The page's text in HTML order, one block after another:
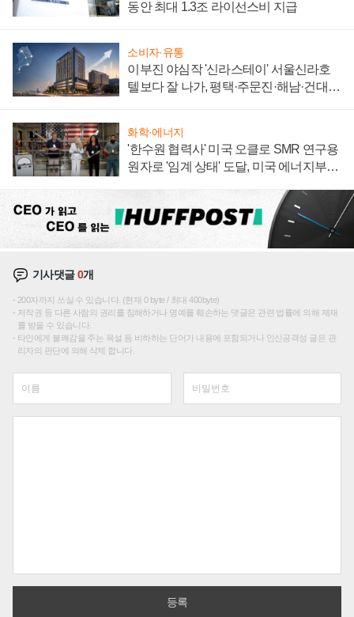
동안 최대 1.3조 라이선스비 지급
소비자·유통
이부진 야심작 '신라스테이' 서울신라호
텔보다 잘 나가, 평택·주문진·해남·건대로
화학·에너지
'한수원 협력사' 미국 오클로 SMR 연구용
원자로 '임계 상태' 도달, 미국 에너지부
기사댓글0개
200자까지 쓰실 수 있습니다. (현재 0 byte / 최대 400byte)
저작권 등 다른 사람의 권리를 침해하거나 명예를 훼손하는 댓글은 관련 법률에 의해 제재
를 받을 수 있습니다.
타인에게 불쾌감을 주는 욕설 등 비하하는 단어가 내용에 포함되거나 인신공격성 글은 관
리자의 판단에 의해 삭제 합니다.